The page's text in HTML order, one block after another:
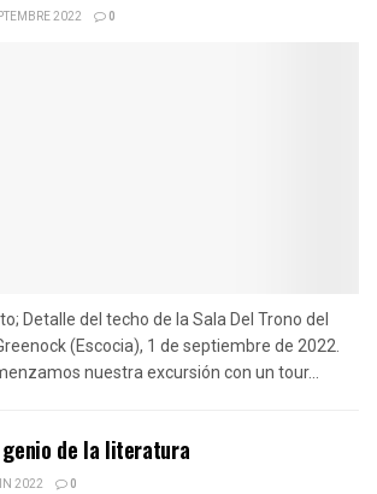
2022 0
techo de la Sala Del Trono del
(Escocia), 1 de septiembre de 2022.
nuestra excursión con un tour...
genio de la literatura
2022 0